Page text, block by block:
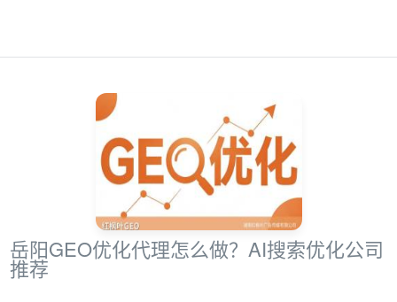
岳阳GEO优化代理怎么做？AI搜索优化公司
推荐